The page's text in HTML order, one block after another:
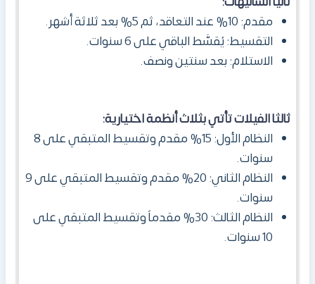
مقدم: 10% عند التعاقد، ثم 5% بعد ثلاثة أشهر.
التقسيط: يُقسَّط الباقي على 6 سنوات.
الاستلام: بعد سنتين ونصف.
ثالثاالفيلات تأتي بثلاث أنظمة اختيارية:
النظام الأول: 15% مقدم وتقسيط المتبقي على 8
سنوات.
النظام الثاني: 20% مقدم وتقسيط المتبقي على 9
سنوات.
النظام الثالث: 30% مقدماً وتقسيط المتبقي على
10 سنوات.